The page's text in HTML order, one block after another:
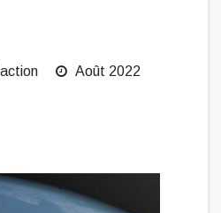
Août 2022